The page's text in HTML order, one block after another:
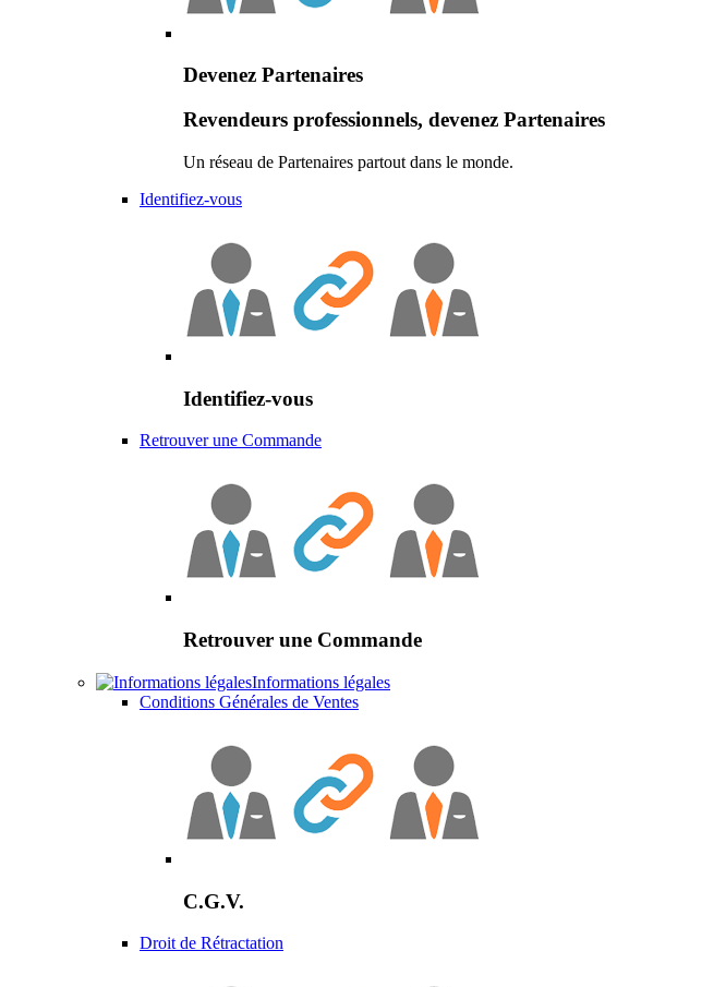
Devenez Partenaires
Revendeurs professionnels, devenez Partenaires
Un réseau de Partenaires partout dans le monde.
Identifiez-vous
Identifiez-vous
Retrouver une Commande
Retrouver une Commande
Informations légales
Conditions Générales de Ventes
C.G.V.
Droit de Rétractation